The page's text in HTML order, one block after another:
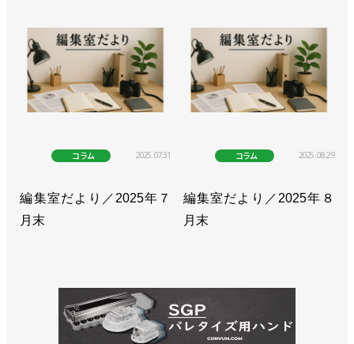
>>1985年に開催した「FMS&ロボット展」の映像を
公開／ニュースダイジェスト社
>>[特別企画 新ロボット展 in 愛知 vol.1]ROBOT
ニュースダイジェスト社
>>ロボットダイジェスト東京支社を移転／ニュース
ダイジェスト社
コラム 2025.07.31
編集室だより／2025年７
月末
コラム 2025.08.29
編集室だより／2025年８
月末